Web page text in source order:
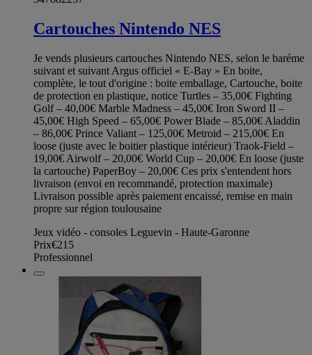
Cartouches Nintendo NES
Je vends plusieurs cartouches Nintendo NES, selon le baréme
suivant et suivant Argus officiel « E-Bay » En boite,
complète, le tout d'origine : boite emballage, Cartouche, boite
de protection en plastique, notice Turtles – 35,00€ Fighting
Golf – 40,00€ Marble Madness – 45,00€ Iron Sword II –
45,00€ High Speed – 65,00€ Power Blade – 85,00€ Aladdin
– 86,00€ Prince Valiant – 125,00€ Metroid – 215,00€ En
loose (juste avec le boitier plastique intérieur) Traok-Field –
19,00€ Airwolf – 20,00€ World Cup – 20,00€ En loose (juste
la cartouche) PaperBoy – 20,00€ Ces prix s'entendent hors
livraison (envoi en recommandé, protection maximale)
Livraison possible après paiement encaissé, remise en main
propre sur région toulousaine
Jeux vidéo - consoles Leguevin - Haute-Garonne
Prix€215
Professionnel